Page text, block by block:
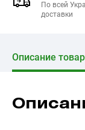
По всей
доставки
Описание